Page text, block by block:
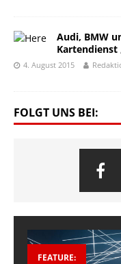
Audi, BMW
Kartendienst
4. August 2015
FOLGT UNS BEI:
FEATURE: